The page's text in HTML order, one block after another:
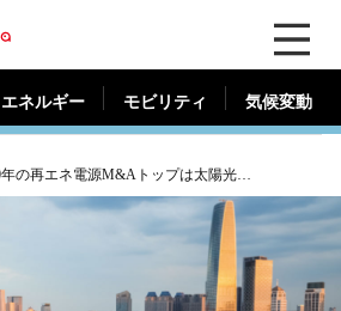
ナ
ジ
ー
フ
エネルギー モビリティ 気候変動
エネルギー 気候変動
2020年の再エネ電源M&Aトップは太陽光発電所の44件 PwCとレコフがM&A動向を調査